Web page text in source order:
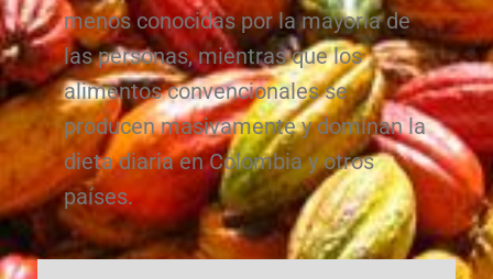
menos conocidas por la mayoría de
las personas, mientras que los
alimentos convencionales se
producen masivamente y dominan la
dieta diaria en Colombia y otros
países.